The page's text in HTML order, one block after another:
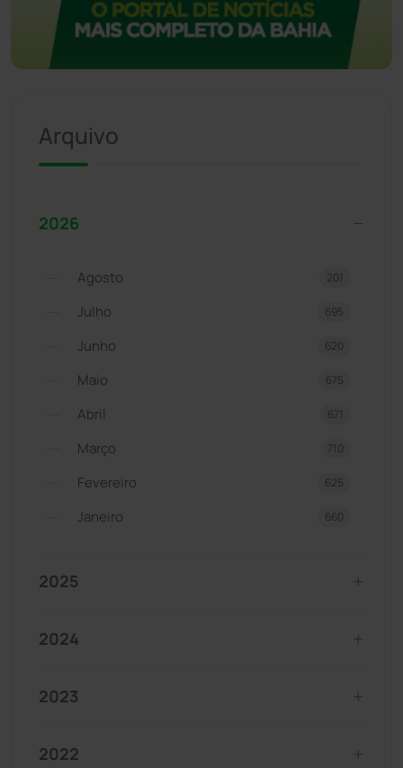
Arquivo
2026
Agosto 201
Julho 695
Junho 620
Maio 675
Abril 671
Março 710
Fevereiro 625
Janeiro 660
2025
2024
2023
2022